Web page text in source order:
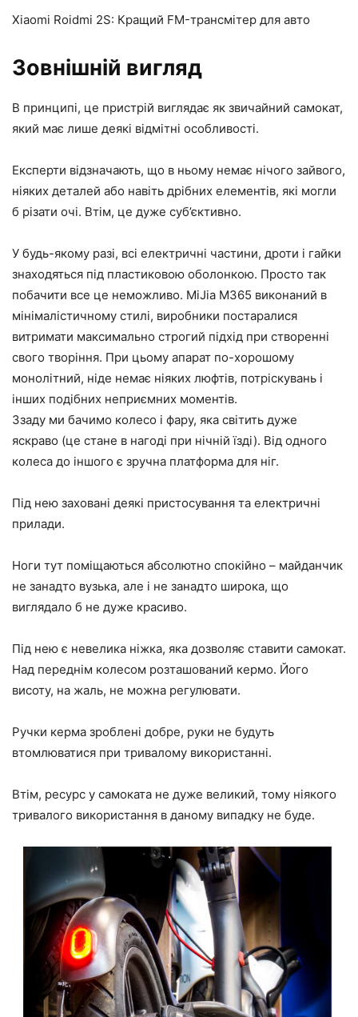
Xiaomi Roidmi 2S: Кращий FM-трансмітер для авто
Зовнішній вигляд
В принципі, це пристрій виглядає як звичайний самокат,
який має лише деякі відмітні особливості.
Експерти відзначають, що в ньому немає нічого зайвого,
ніяких деталей або навіть дрібних елементів, які могли
б різати очі. Втім, це дуже суб’єктивно.
У будь-якому разі, всі електричні частини, дроти і гайки
знаходяться під пластиковою оболонкою. Просто так
побачити все це неможливо. MiJia M365 виконаний в
мінімалістичному стилі, виробники постаралися
витримати максимально строгий підхід при створенні
свого творіння. При цьому апарат по-хорошому
монолітний, ніде немає ніяких люфтів, потріскувань і
інших подібних неприємних моментів.
Ззаду ми бачимо колесо і фару, яка світить дуже
яскраво (це стане в нагоді при нічній їзді). Від одного
колеса до іншого є зручна платформа для ніг.
Під нею заховані деякі пристосування та електричні
прилади.
Ноги тут поміщаються абсолютно спокійно – майданчик
не занадто вузька, але і не занадто широка, що
виглядало б не дуже красиво.
Під нею є невелика ніжка, яка дозволяє ставити самокат.
Над переднім колесом розташований кермо. Його
висоту, на жаль, не можна регулювати.
Ручки керма зроблені добре, руки не будуть
втомлюватися при тривалому використанні.
Втім, ресурс у самоката не дуже великий, тому ніякого
тривалого використання в даному випадку не буде.